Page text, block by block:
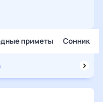
приметы Сонник